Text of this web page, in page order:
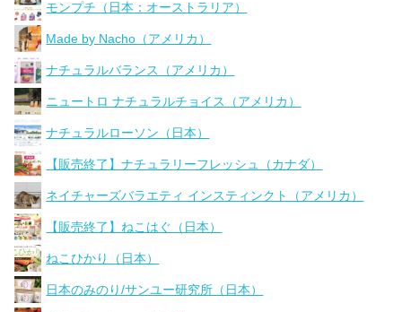
モンプチ（日本：オーストラリア）
Made by Nacho（アメリカ）
ナチュラルバランス（アメリカ）
ニュートロ ナチュラルチョイス（アメリカ）
ナチュラルローソン（日本）
【販売終了】ナチュラリーフレッシュ（カナダ）
ネイチャーズバラエティ インスティンクト（アメリカ）
【販売終了】ねこはぐ（日本）
ねこひかり（日本）
日本のみのり/サンユー研究所（日本）